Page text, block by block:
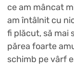
ce am mâncat
am întâlnit cu
fi plăcut, să mai
părea foarte
schimb pe vârf